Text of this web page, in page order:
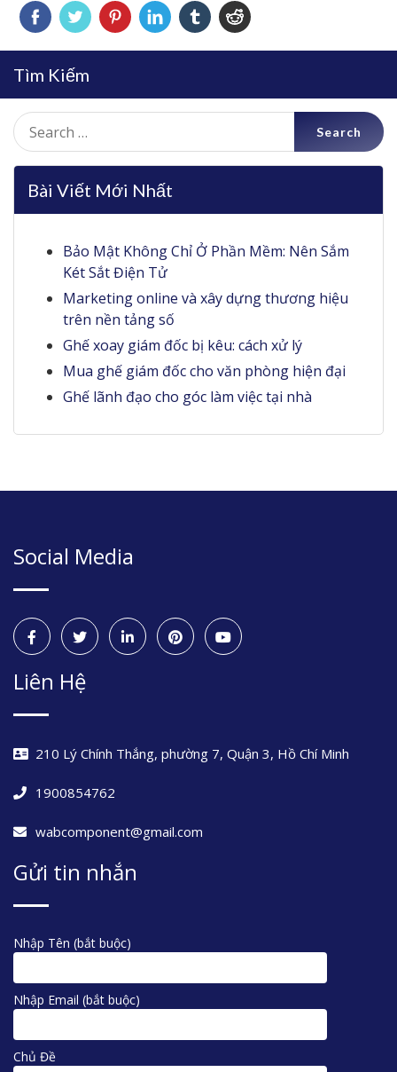
Tìm Kiếm
Search
for:
Bài Viết Mới Nhất
Bảo Mật Không Chỉ Ở Phần Mềm: Nên Sắm
Két Sắt Điện Tử
Marketing online và xây dựng thương hiệu
trên nền tảng số
Ghế xoay giám đốc bị kêu: cách xử lý
Mua ghế giám đốc cho văn phòng hiện đại
Ghế lãnh đạo cho góc làm việc tại nhà
Social Media
Liên Hệ
210 Lý Chính Thắng, phường 7, Quận 3, Hồ Chí Minh
1900854762
wabcomponent@gmail.com
Gửi tin nhắn
Nhập Tên (bắt buộc)
Nhập Email (bắt buộc)
Chủ Đề